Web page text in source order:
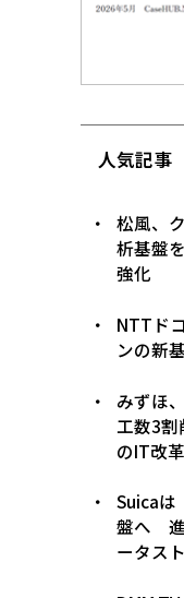
人気記事
松風、
析基盤
強化
NTTド
ンの新
みずほ
工数3
のIT改
Suicaは
盤へ 進
ータス